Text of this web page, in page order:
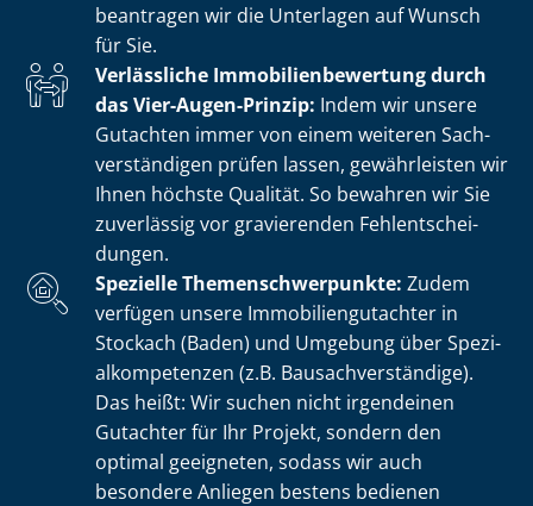
beantragen wir die Unterlagen auf Wunsch
für Sie.
Verlässliche Im­mo­bi­li­en­be­wer­tung durch
das Vier-Augen-Prinzip: Indem wir unsere
Gutachten immer von einem weiteren Sach­
ver­stän­di­gen prüfen lassen, gewährleisten wir
Ihnen höchste Qualität. So bewahren wir Sie
zuverlässig vor gravierenden Fehl­ent­schei­
dun­gen.
Spezielle The­men­schwer­punk­te: Zudem
verfügen unsere Im­mo­bi­li­en­gut­ach­ter in
Stockach (Baden) und Umgebung über Spe­zi­
al­kom­pe­ten­zen (z.B. Bau­sach­ver­stän­di­ge).
Das heißt: Wir suchen nicht irgendeinen
Gutachter für Ihr Projekt, sondern den
optimal geeigneten, sodass wir auch
besondere Anliegen bestens bedienen